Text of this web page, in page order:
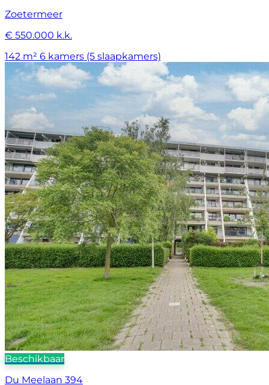
Zoetermeer
€ 550.000 k.k.
142 m² 6 kamers (5 slaapkamers)
Beschikbaar
Du Meelaan 394